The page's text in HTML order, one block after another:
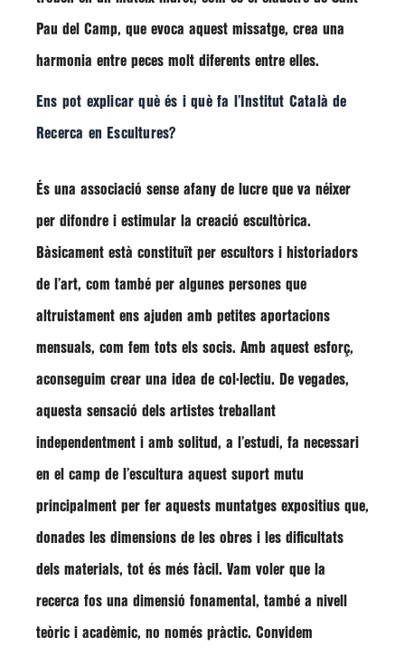
Pau del Camp, que evoca aquest missatge, crea una
harmonia entre peces molt diferents entre elles.
Ens pot explicar què és i què fa l’Institut Català de
Recerca en Escultures?
És una associació sense afany de lucre que va néixer
per difondre i estimular la creació escultòrica.
Bàsicament està constituït per escultors i historiadors
de l’art, com també per algunes persones que
altruistament ens ajuden amb petites aportacions
mensuals, com fem tots els socis. Amb aquest esforç,
aconseguim crear una idea de col·lectiu. De vegades,
aquesta sensació dels artistes treballant
independentment i amb solitud, a l’estudi, fa necessari
en el camp de l’escultura aquest suport mutu
principalment per fer aquests muntatges expositius que,
donades les dimensions de les obres i les dificultats
dels materials, tot és més fàcil. Vam voler que la
recerca fos una dimensió fonamental, també a nivell
teòric i acadèmic, no només pràctic. Convidem